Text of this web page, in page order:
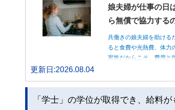
娘夫婦が仕事の日
ら無償で協力する
共働きの娘夫婦を助ける
ると食費や光熱費、体力
家族だからこそ、費用と
更新日:2026.08.04
「学士」の学位が取得でき、給料が